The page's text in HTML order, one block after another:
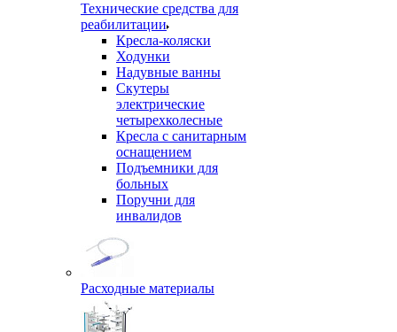
Технические средства для
реабилитации
Кресла-коляски
Ходунки
Надувные ванны
Скутеры
электрические
четырехколесные
Кресла с санитарным
оснащением
Подъемники для
больных
Поручни для
инвалидов
Расходные материалы